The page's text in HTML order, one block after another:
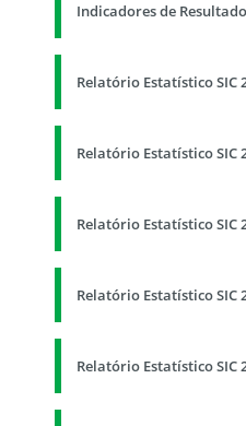
Indicadores de
Relatório Estatístico SIC
Relatório Estatístico SIC
Relatório Estatístico SIC
Relatório Estatístico SIC
Relatório Estatístico SIC